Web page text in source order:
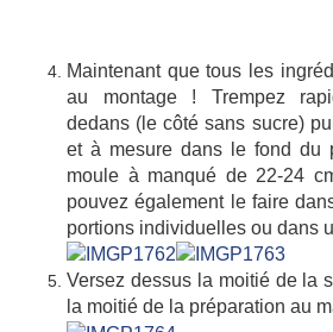
Maintenant que tous les
au montage ! Trempez
dedans (le côté sans sucre)
et à mesure dans le fond du
moule à manqué de 22-24
pouvez également le faire
portions individuelles ou dans
Versez dessus la moitié de la
la moitié de la préparation au